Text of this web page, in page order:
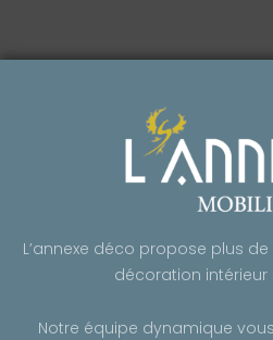
f
L’annexe déco propose plus
décoration intérieur
Notre équipe dynamique